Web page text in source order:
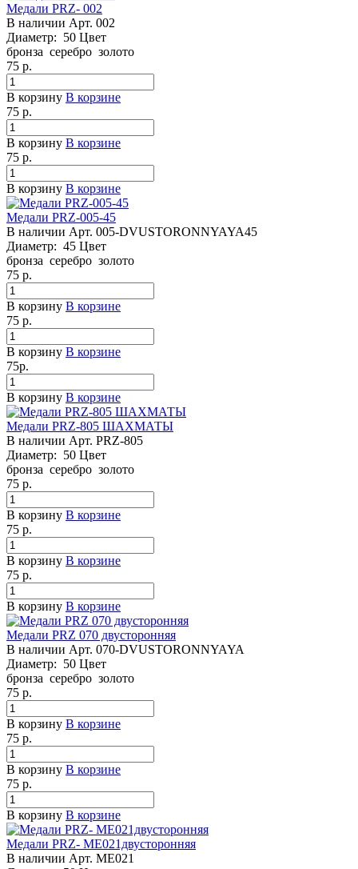
Медали PRZ- 002
В наличии Арт. 002
Диаметр: 50 Цвет
бронза серебро золото
75 р.
В корзину В корзине
75 р.
В корзину В корзине
75 р.
В корзину В корзине
Медали PRZ-005-45
В наличии Арт. 005-DVUSTORONNYAYA45
Диаметр: 45 Цвет
бронза серебро золото
75 р.
В корзину В корзине
75 р.
В корзину В корзине
75р.
В корзину В корзине
Медали PRZ-805 ШАХМАТЫ
В наличии Арт. PRZ-805
Диаметр: 50 Цвет
бронза серебро золото
75 р.
В корзину В корзине
75 р.
В корзину В корзине
75 р.
В корзину В корзине
Медали PRZ 070 двусторонняя
В наличии Арт. 070-DVUSTORONNYAYA
Диаметр: 50 Цвет
бронза серебро золото
75 р.
В корзину В корзине
75 р.
В корзину В корзине
75 р.
В корзину В корзине
Медали PRZ- ME021двусторонняя
В наличии Арт. ME021